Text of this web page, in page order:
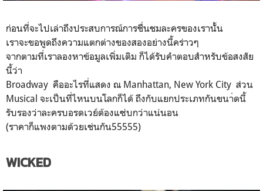
ก่อนที่จะไปเล่าถึงประสบการณ์การชื่นชมละครของเรานัั้น
เราจะขอพูดถึงความแตกต่างของสองอย่างนี้คร่าวๆ
จากตามที่เราลองหาข้อมูลเพิ่มเติม ก็ได้รับคำตอบสำหรับข้อสงสัย
นี้ว่า
Broadway คืออะไรที่แสดง ณ Manhattan, New York City ส่วน
Musical จะเป็นที่ไหนบนโลกก็ได้ ถึงกับแยกประเภทกันขนา่ดนี้
รับรองว่าละครบอรดเวย์ต้องแซ่บกว่าแน่นอน
(ราคาก็แพงตามด้วยเช่นกัน55555)
WICKED